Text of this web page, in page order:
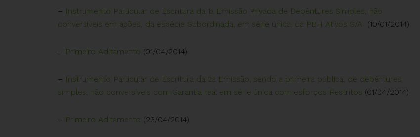
– Instrumento Particular de Escritura da 1a Emissão Privada de Debêntures Simples, não
conversíveis em ações, da espécie Subordinada, em série única, da PBH Ativos S/A
(10/01/2014)
– Primeiro Aditamento (01/04/2014)
– Instrumento Particular de Escritura da 2a Emissão, sendo a primeira pública, de debêntures
simples, não conversíveis com Garantia real em série única com esforços Restritos (01/04/2014)
– Primeiro Aditamento (23/04/2014)